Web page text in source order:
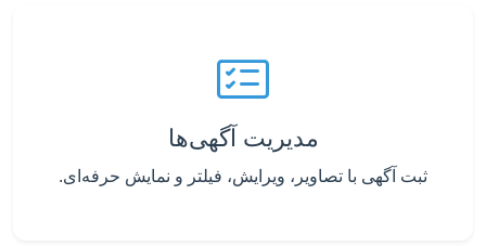
مدیریت آگهی‌ها
ثبت آگهی با تصاویر، ویرایش، فیلتر و نمایش حرفه‌ای.